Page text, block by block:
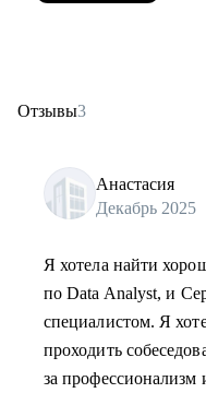
Отзывы3
Анастасия
Декабрь 2025
Я хотела найти
по Data Analyst, и
специалистом. Я
проходить
за